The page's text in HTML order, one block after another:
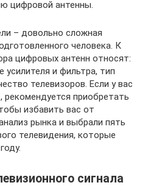
цифровой антенны.
– довольно сложная
человека. К
цифровых антенн относят:
усилителя и фильтра, тип
телевизоров. Если у вас
приобретать
избавить вас от
рынка и выбрали пять
телевидения, которые
сигнала